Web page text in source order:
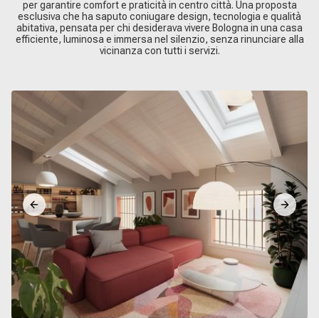
per garantire comfort e praticità in centro città. Una proposta
esclusiva che ha saputo coniugare design, tecnologia e qualità
abitativa, pensata per chi desiderava vivere Bologna in una casa
efficiente, luminosa e immersa nel silenzio, senza rinunciare alla
vicinanza con tutti i servizi.
Previous slide Next